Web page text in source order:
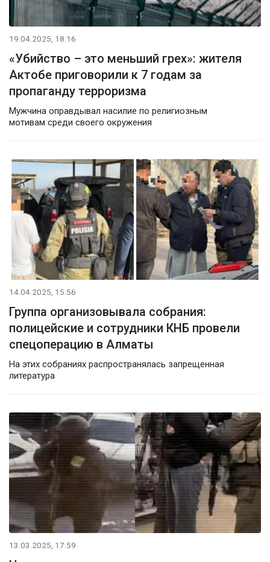
19.04.2025, 18:16
«Убийство – это меньший грех»: жителя
Актобе приговорили к 7 годам за
пропаганду терроризма
Мужчина оправдывал насилие по религиозным
мотивам среди своего окружения
14.04.2025, 15:56
Группа организовывала собрания:
полицейские и сотрудники КНБ провели
спецоперацию в Алматы
На этих собраниях распространялась запрещенная
литература
13.03.2025, 17:59